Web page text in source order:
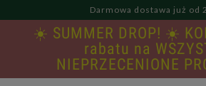
Darmowa dostawa już od
☀️ SUMMER DROP! ☀️
rabatu na
NIEPRZECENIONE